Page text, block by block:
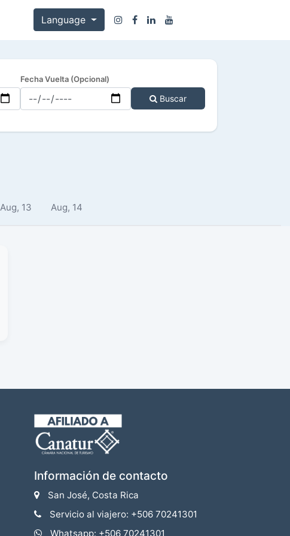
Language
Fecha Vuelta (Opcional)
Buscar
Aug, 13 Aug, 14
Información de contacto
San José, Costa Rica
Servicio al viajero: +506 70241301
Whatsapp: +506 70241301